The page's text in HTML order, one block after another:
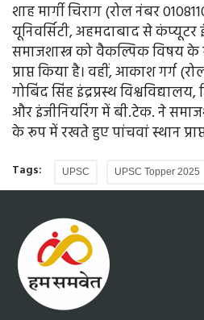
शाह मार्गी चिराग (रोल नंबर
यूनिवर्सिटी, अहमदाबाद से कंप्यूटर
समाजशास्त्र को वैकल्पिक विषय
प्राप्त किया है। वहीं, आकाश गर्ग
गोबिंद सिंह इंद्रप्रस्थ
और इंजीनियरिंग में बी.टेक. ने
के रूप में रखते हुए पांचवां स्थान
Tags: UPSC UPSC Topper 2025